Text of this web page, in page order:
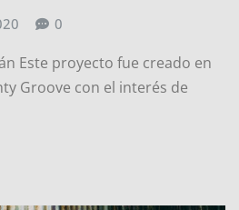
0
Este proyecto fue creado en
Groove con el interés de